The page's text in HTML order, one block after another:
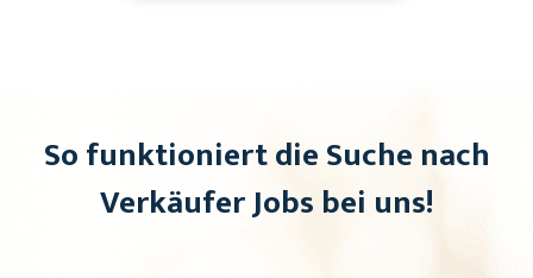
So funktioniert die Suche nach
Verkäufer Jobs bei uns!